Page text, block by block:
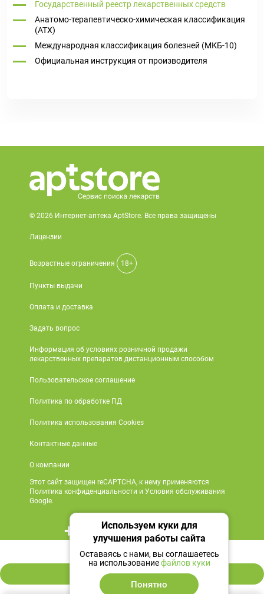
747 ₽
В корзину
Государственный реестр лекарственных средств
Анатомо-терапевтическо-химическая классификация
(ATX)
Международная классификация болезней (МКБ-10)
Официальная инструкция от производителя
© 2026 Интернет-аптека AptStore. Все права защищены
Лицензии
Возрастные ограничения 18+
Пункты выдачи
Оплата и доставка
Задать вопрос
Информация об условиях розничной продажи
лекарственных препаратов дистанционным способом
Пользовательское соглашение
Политика по обработке ПД
Политика использования Cookies
Контактные данные
О компании
Этот сайт защищен reCAPTCHA, к нему применяются
Политика конфиденциальности и Условия обслуживания
Google.
+7 495 419 18 18
Мы в социальных сетях
Используем куки для
улучшения работы сайта
Оставаясь с нами, вы соглашаетесь
на использованиефайлов куки
Понятно